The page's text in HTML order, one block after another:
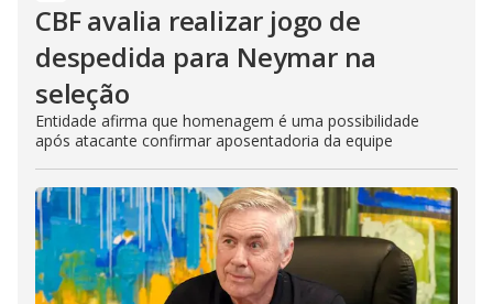
CBF avalia realizar jogo de
despedida para Neymar na
seleção
Entidade afirma que homenagem é uma possibilidade
após atacante confirmar aposentadoria da equipe